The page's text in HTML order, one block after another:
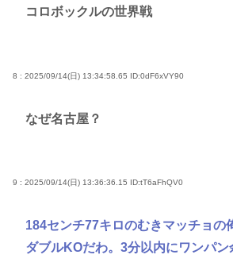
コロボックルの世界戦
8 : 2025/09/14(日) 13:34:58.65 ID:0dF6xVY90
なぜ名古屋？
9 : 2025/09/14(日) 13:36:36.15 ID:tT6aFhQV0
184センチ77キロのむきマッチョの
ダブルKOだわ。3分以内にワンパン